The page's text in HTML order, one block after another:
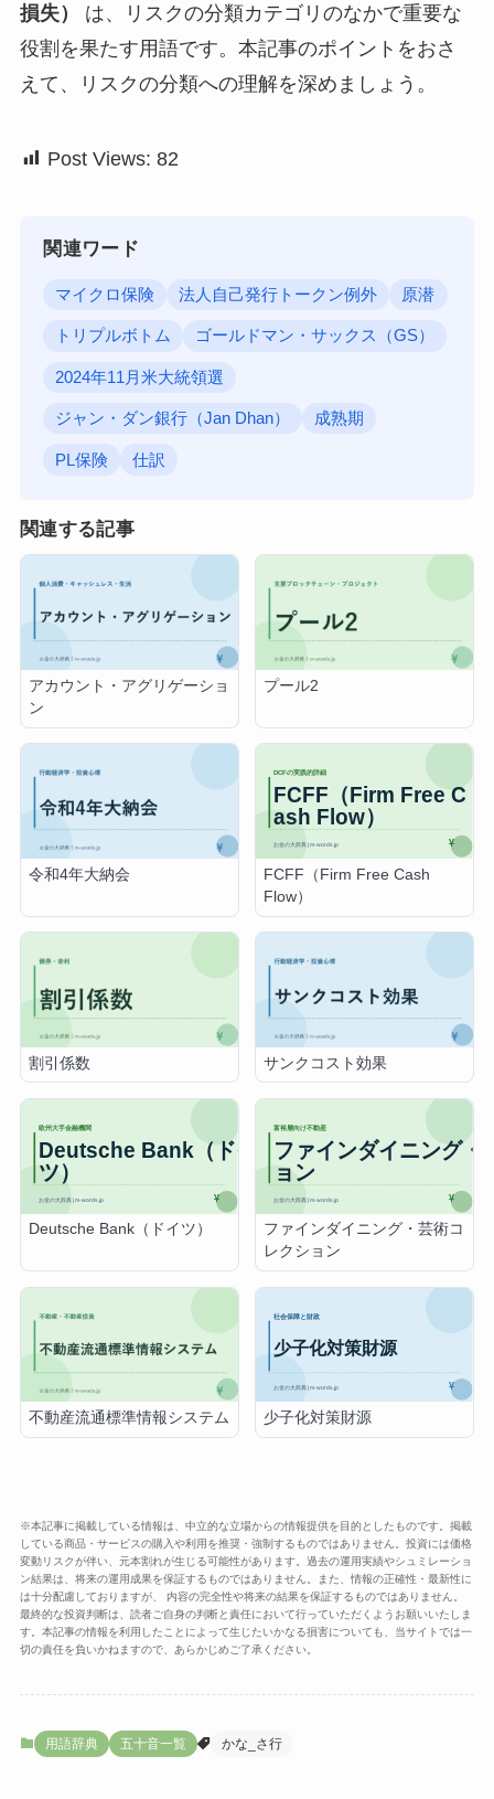
損失）
は、リスクの分類カテゴリのなかで重要な
役割を果たす用語です。本記事のポイントをおさ
えて、リスクの分類への理解を深めましょう。
Post Views: 82
関連ワード
マイクロ保険 法人自己発行トークン例外 原潜
トリプルボトム ゴールドマン・サックス（GS）
2024年11月米大統領選
ジャン・ダン銀行（Jan Dhan） 成熟期
PL保険 仕訳
関連する記事
アカウント・アグリゲーショ
ン
プール2
令和4年大納会
FCFF（Firm Free Cash
Flow）
割引係数 サンクコスト効果
Deutsche Bank（ドイツ）
ファインダイニング・芸術コ
レクション
不動産流通標準情報システム 少子化対策財源
※本記事に掲載している情報は、中立的な立場からの情報提供を目的としたものです。掲載
している商品・サービスの購入や利用を推奨・強制するものではありません。投資には価格
変動リスクが伴い、元本割れが生じる可能性があります。過去の運用実績やシュミレーショ
ン結果は、将来の運用成果を保証するものではありません。また、情報の正確性・最新性に
は十分配慮しておりますが、 内容の完全性や将来の結果を保証するものではありません。
最終的な投資判断は、読者ご自身の判断と責任において行っていただくようお願いいたしま
す。本記事の情報を利用したことによって生じたいかなる損害についても、当サイトでは一
切の責任を負いかねますので、あらかじめご了承ください。
用語辞典 五十音一覧 かな_さ行